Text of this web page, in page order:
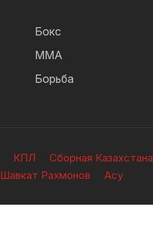
Бокс
ММА
Борьба
КПЛ
Сборная Казахстана
Шавкат Рахмонов
Асу